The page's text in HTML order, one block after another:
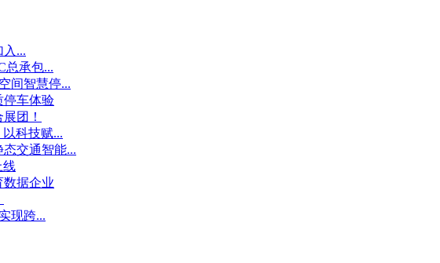
入...
总承包...
间智慧停...
车体验
团！
科技赋...
交通智能...
线
数据企业
现跨...